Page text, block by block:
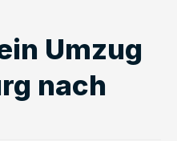
Umzug
nach